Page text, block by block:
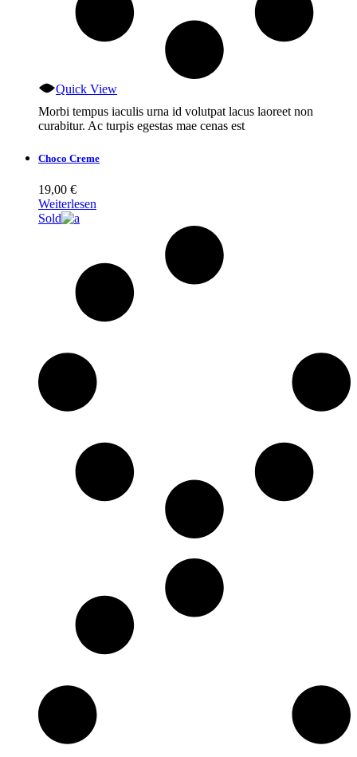
Quick View
Morbi tempus iaculis urna id volutpat lacus laoreet non
curabitur. Ac turpis egestas mae cenas est
Choco Creme
19,00 €
Weiterlesen
Sold